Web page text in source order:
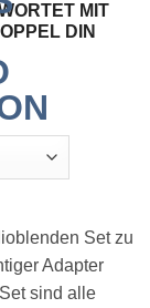
MIT
DIN
Set zu
Adapter
sind alle